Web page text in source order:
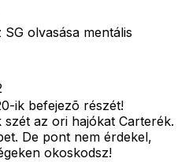
olvasása mentális
ik befejezõ részét!
az ori hajókat Carterék.
De pont nem érdekel,
okoskodsz!